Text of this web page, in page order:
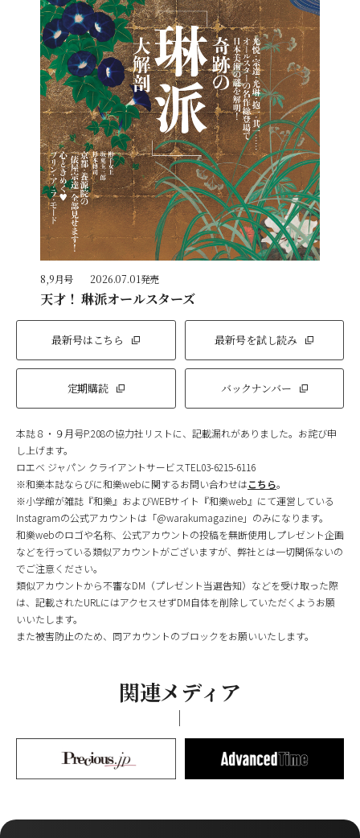
8,9月号 2026.07.01発売
天才！ 琳派オールスターズ
最新号はこちら 最新号を試し読み
定期購読 バックナンバー
本誌８・９月号P.208の協力社リストに、記載漏れがありました。お詫び申
し上げます。
ロエベ ジャパン クライアントサービスTEL03-6215-6116
※和樂本誌ならびに和樂webに関するお問い合わせはこちら。
※小学館が雑誌『和樂』およびWEBサイト『和樂web』にて運営している
Instagramの公式アカウントは「@warakumagazine」のみになります。
和樂webのロゴや名称、公式アカウントの投稿を無断使用しプレゼント企画
などを行っている類似アカウントがございますが、弊社とは一切関係ないの
でご注意ください。
類似アカウントから不審なDM（プレゼント当選告知）などを受け取った際
は、記載されたURLにはアクセスせずDM自体を削除していただくようお願
いいたします。
また被害防止のため、同アカウントのブロックをお願いいたします。
関連メディア